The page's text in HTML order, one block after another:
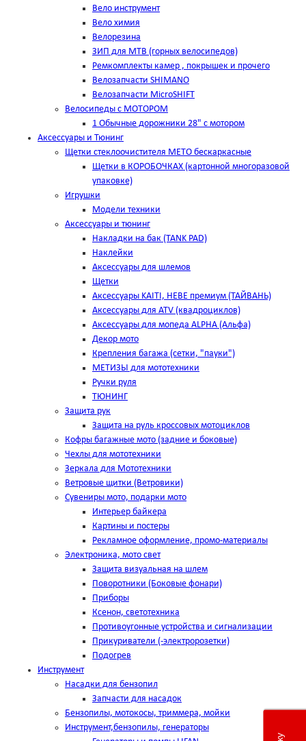
Вело инструмент
Вело химия
Велорезина
ЗИП для MTB (горных велосипедов)
Ремкомплекты камер , покрышек и прочего
Велозапчасти SHIMANO
Велозапчасти MicroSHIFT
Велосипеды с МОТОРОМ
1 Обычные дорожники 28" с мотором
Аксессуары и Тюнинг
Щетки стеклоочистителя METO бескаркасные
Щетки в КОРОБОЧКАХ (картонной многоразовой
упаковке)
Игрушки
Модели техники
Аксессуары и тюнинг
Накладки на бак (TANK PAD)
Наклейки
Аксессуары для шлемов
Щетки
Аксессуары KAITI, HEBE премиум (ТАЙВАНЬ)
Аксессуары для ATV (квадроциклов)
Аксессуары для мопеда ALPHA (Альфа)
Декор мото
Крепления багажа (сетки, "пауки")
МЕТИЗЫ для мототехники
Ручки руля
ТЮНИНГ
Защита рук
Защита на руль кроссовых мотоциклов
Кофры багажные мото (задние и боковые)
Чехлы для мототехники
Зеркала для Мототехники
Ветровые щитки (Ветровики)
Сувениры мото, подарки мото
Интерьер байкера
Картины и постеры
Рекламное оформление, промо-материалы
Электроника, мото свет
Защита визуальная на шлем
Поворотники (Боковые фонари)
Приборы
Ксенон, светотехника
Противоугонные устройства и сигнализации
Прикуриватели (-электророзетки)
Подогрев
Инструмент
Насадки для бензопил
Запчасти для насадок
Бензопилы, мотокосы, триммера, мойки
Инструмент,бензопилы, генераторы